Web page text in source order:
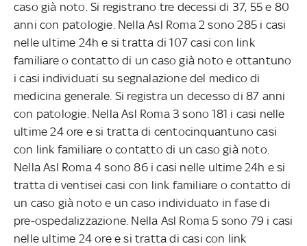
caso già noto. Si registrano tre decessi di 37, 55 e 80
anni con patologie. Nella Asl Roma 2 sono 285 i casi
nelle ultime 24h e si tratta di 107 casi con link
familiare o contatto di un caso già noto e ottantuno
i casi individuati su segnalazione del medico di
medicina generale. Si registra un decesso di 87 anni
con patologie. Nella Asl Roma 3 sono 181 i casi nelle
ultime 24 ore e si tratta di centocinquantuno casi
con link familiare o contatto di un caso già noto.
Nella Asl Roma 4 sono 86 i casi nelle ultime 24h e si
tratta di ventisei casi con link familiare o contatto di
un caso già noto e un caso individuato in fase di
pre-ospedalizzazione. Nella Asl Roma 5 sono 79 i casi
nelle ultime 24 ore e si tratta di casi con link